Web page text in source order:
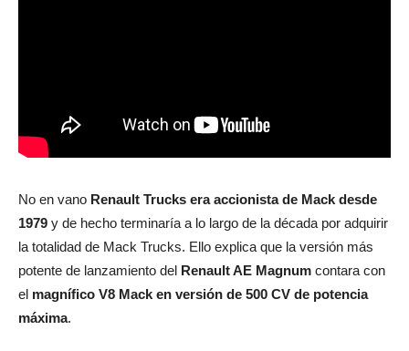
No en vano Renault Trucks era accionista de Mack desde
1979 y de hecho terminaría a lo largo de la década por adquirir
la totalidad de Mack Trucks. Ello explica que la versión más
potente de lanzamiento del Renault AE Magnum contara con
el magnífico V8 Mack en versión de 500 CV de potencia
máxima.